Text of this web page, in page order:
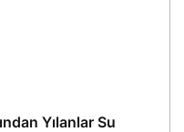
Yılanlar Su